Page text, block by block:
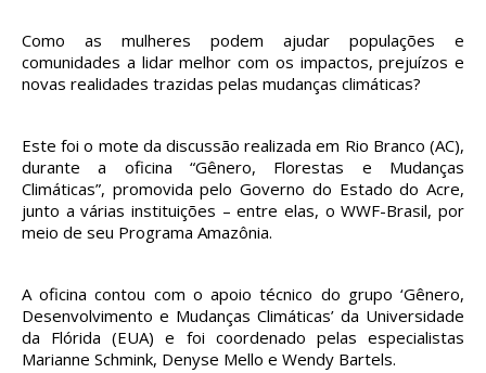
Como as mulheres podem ajudar populações e
comunidades a lidar melhor com os impactos, prejuízos e
novas realidades trazidas pelas mudanças climáticas?
Este foi o mote da discussão realizada em Rio Branco (AC),
durante a oficina “Gênero, Florestas e Mudanças
Climáticas”, promovida pelo Governo do Estado do Acre,
junto a várias instituições – entre elas, o WWF-Brasil, por
meio de seu Programa Amazônia.
A oficina contou com o apoio técnico do grupo ‘Gênero,
Desenvolvimento e Mudanças Climáticas’ da Universidade
da Flórida (EUA) e foi coordenado pelas especialistas
Marianne Schmink, Denyse Mello e Wendy Bartels.